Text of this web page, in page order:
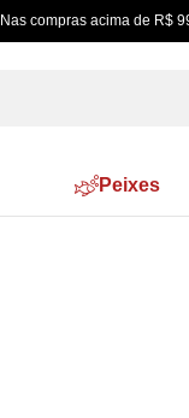
| Nas compras acima de R$
Peixes